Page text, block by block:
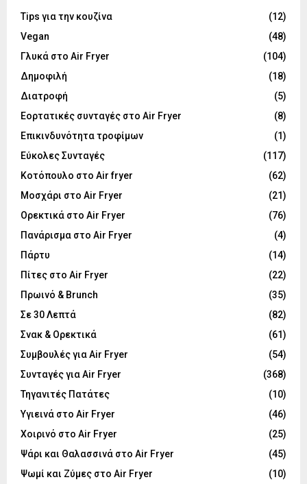
Tips για την κουζίνα
(12)
Vegan
(48)
Γλυκά στο Air Fryer
(104)
Δημοφιλή
(18)
Διατροφή
(5)
Εορτατικές συνταγές στο Air Fryer
(8)
Επικινδυνότητα τροφίμων
(1)
Εύκολες Συνταγές
(117)
Κοτόπουλο στο Air fryer
(62)
Μοσχάρι στο Air Fryer
(21)
Ορεκτικά στο Air Fryer
(76)
Πανάρισμα στο Air Fryer
(4)
Πάρτυ
(14)
Πίτες στο Air Fryer
(22)
Πρωινό & Brunch
(35)
Σε 30 Λεπτά
(82)
Σνακ & Ορεκτικά
(61)
Συμβουλές για Air Fryer
(54)
Συνταγές για Air Fryer
(368)
Τηγανιτές Πατάτες
(10)
Υγιεινά στο Air Fryer
(46)
Χοιρινό στο Air Fryer
(25)
Ψάρι και Θαλασσινά στο Air Fryer
(45)
Ψωμί και Ζύμες στο Air Fryer
(10)